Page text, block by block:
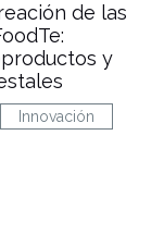
de las
y
Innovación